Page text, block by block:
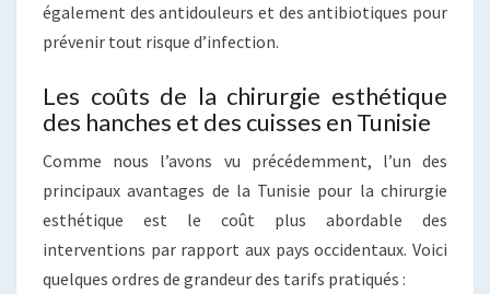
également des antidouleurs et des antibiotiques pour
prévenir tout risque d’infection.
Les coûts de la chirurgie esthétique
des hanches et des cuisses en Tunisie
Comme nous l’avons vu précédemment, l’un des
principaux avantages de la Tunisie pour la chirurgie
esthétique est le coût plus abordable des
interventions par rapport aux pays occidentaux. Voici
quelques ordres de grandeur des tarifs pratiqués :